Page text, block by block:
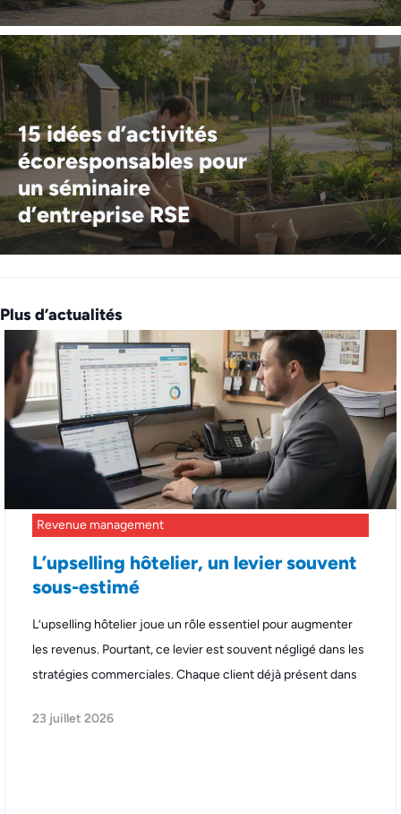
15 idées d’activités
écoresponsables pour
un séminaire
d’entreprise RSE
Plus d’actualités
Revenue management
L’upselling hôtelier, un levier souvent
sous-estimé
L’upselling hôtelier joue un rôle essentiel pour augmenter
les revenus. Pourtant, ce levier est souvent négligé dans les
stratégies commerciales. Chaque client déjà présent dans
23 juillet 2026